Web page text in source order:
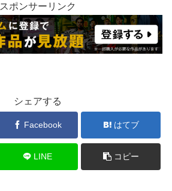
スポンサーリンク
シェアする
Facebook はてブ
LINE コピー